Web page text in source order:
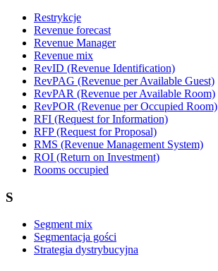
Restrykcje
Revenue forecast
Revenue Manager
Revenue mix
RevID (Revenue Identification)
RevPAG (Revenue per Available Guest)
RevPAR (Revenue per Available Room)
RevPOR (Revenue per Occupied Room)
RFI (Request for Information)
RFP (Request for Proposal)
RMS (Revenue Management System)
ROI (Return on Investment)
Rooms occupied
S
Segment mix
Segmentacja gości
Strategia dystrybucyjna